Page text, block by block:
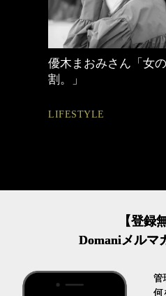
優木まおみさん「女
割。」
LIFESTYLE
【登録
Domaniメルマ
管
何